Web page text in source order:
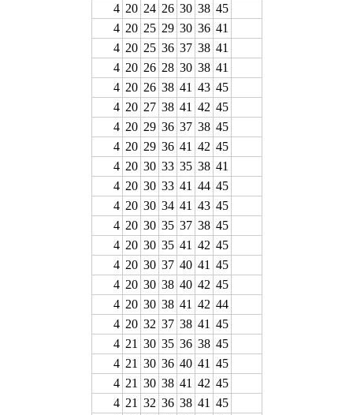
4 20 24 26 30 38 45
4 20 25 29 30 36 41
4 20 25 36 37 38 41
4 20 26 28 30 38 41
4 20 26 38 41 43 45
4 20 27 38 41 42 45
4 20 29 36 37 38 45
4 20 29 36 41 42 45
4 20 30 33 35 38 41
4 20 30 33 41 44 45
4 20 30 34 41 43 45
4 20 30 35 37 38 45
4 20 30 35 41 42 45
4 20 30 37 40 41 45
4 20 30 38 40 42 45
4 20 30 38 41 42 44
4 20 32 37 38 41 45
4 21 30 35 36 38 45
4 21 30 36 40 41 45
4 21 30 38 41 42 45
4 21 32 36 38 41 45